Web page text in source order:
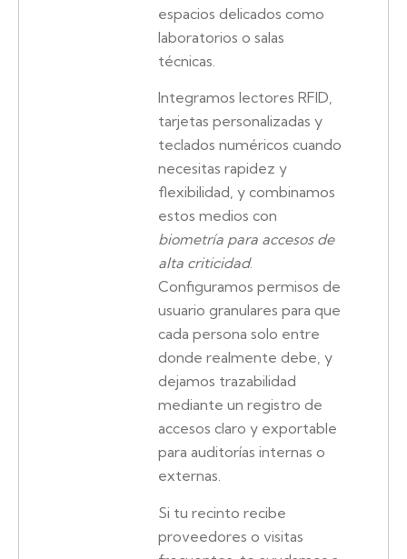
espacios delicados como
laboratorios o salas
técnicas.
Integramos lectores RFID,
tarjetas personalizadas y
teclados numéricos cuando
necesitas rapidez y
flexibilidad, y combinamos
estos medios con
biometría para accesos de
alta criticidad.
Configuramos permisos de
usuario granulares para que
cada persona solo entre
donde realmente debe, y
dejamos trazabilidad
mediante un registro de
accesos claro y exportable
para auditorías internas o
externas.
Si tu recinto recibe
proveedores o visitas